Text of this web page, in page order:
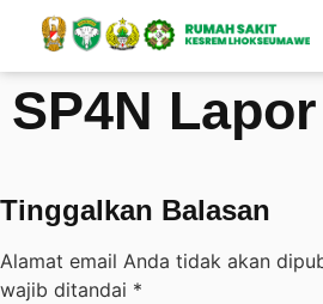
SP4N Lapor
Tinggalkan Balasan
Alamat email Anda tidak akan
wajib ditandai *